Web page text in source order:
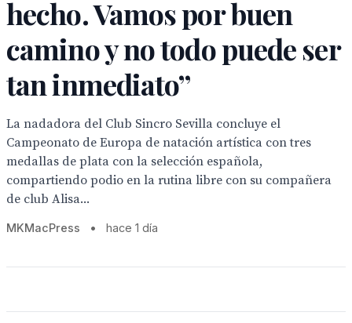
hecho. Vamos por buen
camino y no todo puede ser
tan inmediato”
La nadadora del Club Sincro Sevilla concluye el
Campeonato de Europa de natación artística con tres
medallas de plata con la selección española,
compartiendo podio en la rutina libre con su compañera
de club Alisa...
MKMacPress • hace 1 día